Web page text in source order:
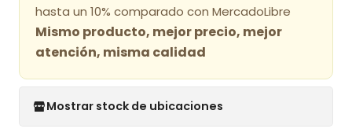
hasta un 10% comparado con MercadoLibre
Mismo producto, mejor precio, mejor
atención, misma calidad
Mostrar stock de ubicaciones